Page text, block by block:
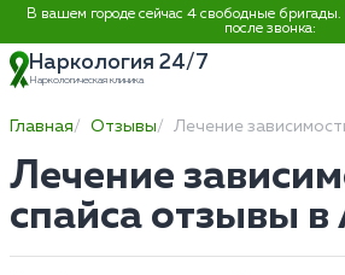
В вашем городе сейчас 4 свободные
после звонка:
Наркология 24/7
Наркологическая клиника
Главная Отзывы Лечение
Лечение
спайса отзывы